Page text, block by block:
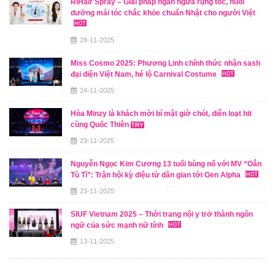
RiHair Spray – Giải pháp ngăn ngừa rụng tóc, nuôi
dưỡng mái tóc chắc khỏe chuẩn Nhật cho người Việt
28-11-2025
Miss Cosmo 2025: Phương Linh chính thức nhận sash
đại diện Việt Nam, hé lộ Carnival Costume
24-11-2025
Hòa Minzy là khách mời bí mật giờ chót, diễn loạt hit
cùng Quốc Thiên
23-11-2025
Nguyễn Ngọc Kim Cương 13 tuổi bùng nổ với MV “Oẳn
Tù Tì”: Trận hội kỳ diệu từ dân gian tới Gen Alpha
23-11-2025
SIUF Vietnam 2025 – Thời trang nội y trở thành ngôn
ngữ của sức mạnh nữ tính
13-11-2025